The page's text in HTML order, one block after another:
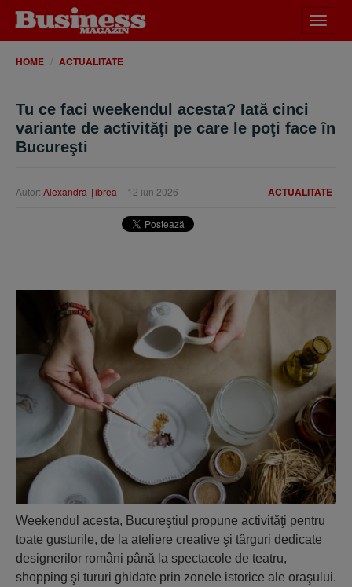
meniu
HOME ACTUALITATE
Tu ce faci weekendul acesta? Iată cinci
variante de activităţi pe care le poţi face în
Bucureşti
ACTUALITATE
Autor: Alexandra Ţibrea 12 iun 2026
Weekendul acesta, Bucureştiul propune activităţi pentru
toate gusturile, de la ateliere creative şi târguri dedicate
designerilor români până la spectacole de teatru,
shopping şi tururi ghidate prin zonele istorice ale oraşului.